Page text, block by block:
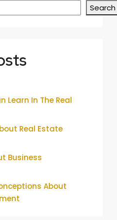
Search
Learn In The Real
Real Estate
Business
About